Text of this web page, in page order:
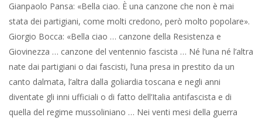
Gianpaolo Pansa: «Bella ciao. È una canzone che non è mai
stata dei partigiani, come molti credono, però molto popolare».
Giorgio Bocca: «Bella ciao … canzone della Resistenza e
Giovinezza … canzone del ventennio fascista … Né l’una né l’altra
nate dai partigiani o dai fascisti, l’una presa in prestito da un
canto dalmata, l’altra dalla goliardia toscana e negli anni
diventate gli inni ufficiali o di fatto dell’Italia antifascista e di
quella del regime mussoliniano … Nei venti mesi della guerra